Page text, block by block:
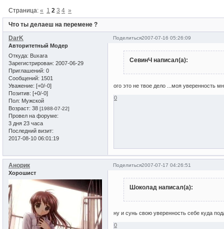
Что ты делаеш на перемене ?
Страница:« 1 2 3 4 »
Поделиться2007-07-16 05:26:09
DarK
Авторитетный Модер
Откуда: Buxara
Зарегистрирован: 2007-06-29
Приглашений: 0
Сообщений: 1501
Уважение: [+0/-0]
Позитив: [+0/-0]
Пол: Мужской
Возраст: 38 [1988-07-22]
Провел на форуме:
3 дня 23 часа
Последний визит:
2017-08-10 06:01:19
СевинЧ написал(а):
ого это не твое дело ...моя уверенность
0
Поделиться2007-07-17 04:26:51
Анорик
Хорошист
Шоколад написал(а):
ну и сунь свою уверенность себе куда
0